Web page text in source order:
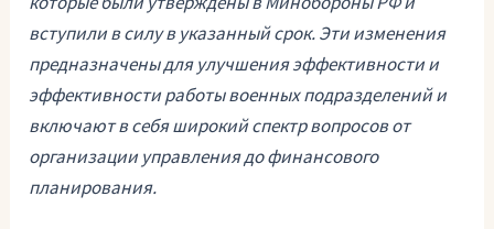
вступили в силу в указанный срок. Эти изменения
предназначены для улучшения эффективности и
эффективности работы военных подразделений и
включают в себя широкий спектр вопросов от
организации управления до финансового
планирования.